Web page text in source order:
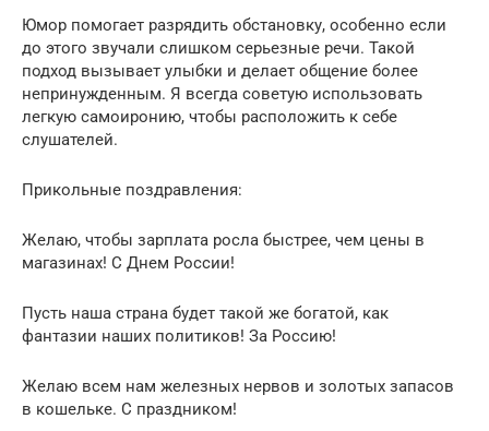
Юмор помогает разрядить обстановку, особенно если
до этого звучали слишком серьезные речи. Такой
подход вызывает улыбки и делает общение более
непринужденным. Я всегда советую использовать
легкую самоиронию, чтобы расположить к себе
слушателей.
Прикольные поздравления:
Желаю, чтобы зарплата росла быстрее, чем цены в
магазинах! С Днем России!
Пусть наша страна будет такой же богатой, как
фантазии наших политиков! За Россию!
Желаю всем нам железных нервов и золотых запасов
в кошельке. С праздником!